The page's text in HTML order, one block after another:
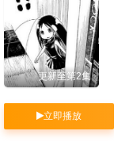
更新至第2集
立即播放